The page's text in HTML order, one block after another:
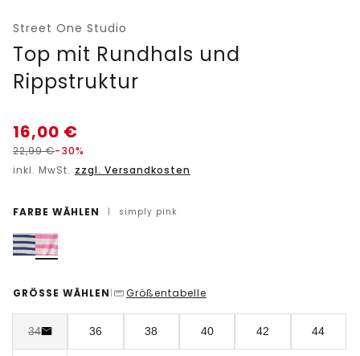
Street One Studio
Top mit Rundhals und
Rippstruktur
16,00 €
22,99€-30%
inkl. MwSt. zzgl. Versandkosten
FARBE WÄHLEN | simply pink
GRÖSSE WÄHLEN | Größentabelle
34 36 38 40 42 44